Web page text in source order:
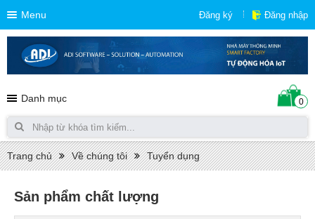
Menu Đăng ký Đăng nhập
Danh mục 0
Trang chủ Về chúng tôi Tuyển dụng
Sản phẩm chất lượng